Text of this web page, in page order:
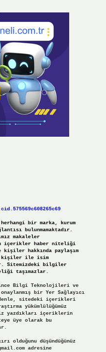
bir marka, kurum
bulunmamaktadır.
makaleler
içerikler haber niteliği
kişiler hakkında paylaşım
kişiler ile isim
Sitemizdeki bilgiler
taşımazlar.
Bilgi Teknolojileri ve
bir Yer Sağlayıcı
sitedeki içerikleri
yükümlülüğümüz
yazdıkları içeriklerin
üye olarak bu
olduğunu düşündüğünüz
adresine